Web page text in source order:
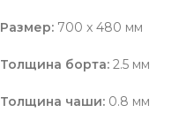
Размер: 700 x 480 мм
Толщина борта: 2.5 мм
Толщина чаши: 0.8 мм